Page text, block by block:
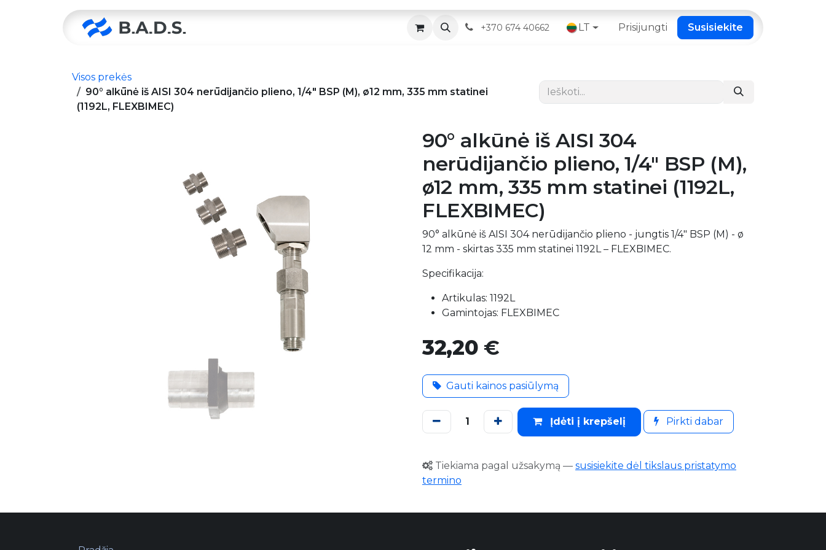
Servisas Kontaktai
+370 674 40662 LT Prisijungti Susisiekite
Visos prekės
90° alkūnė iš AISI 304 nerūdijančio plieno, 1/4" BSP (M), ø12 mm, 335 mm statinei
(1192L, FLEXBIMEC)
90° alkūnė iš AISI 304
nerūdijančio plieno, 1/4" BSP (M),
ø12 mm, 335 mm statinei (1192L,
FLEXBIMEC)
90° alkūnė iš AISI 304 nerūdijančio plieno - jungtis 1/4" BSP (M) - ø
12 mm - skirtas 335 mm statinei 1192L – FLEXBIMEC.
Specifikacija:
Artikulas: 1192L
Gamintojas: FLEXBIMEC
32,20 €
Gauti kainos pasiūlymą
Įdėti į krepšelį Pirkti dabar
Tiekiama pagal užsakymą — susisiekite dėl tikslaus pristatymo
termino